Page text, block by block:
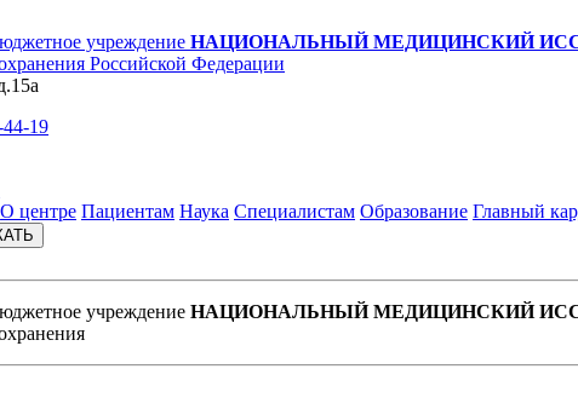
учреждение НАЦИОНАЛЬНЫЙ МЕДИЦИНСКИЙ
Российской Федерации
19
О центре Пациентам Наука Специалистам Образование Главный
учреждение НАЦИОНАЛЬНЫЙ МЕДИЦИНСКИЙ